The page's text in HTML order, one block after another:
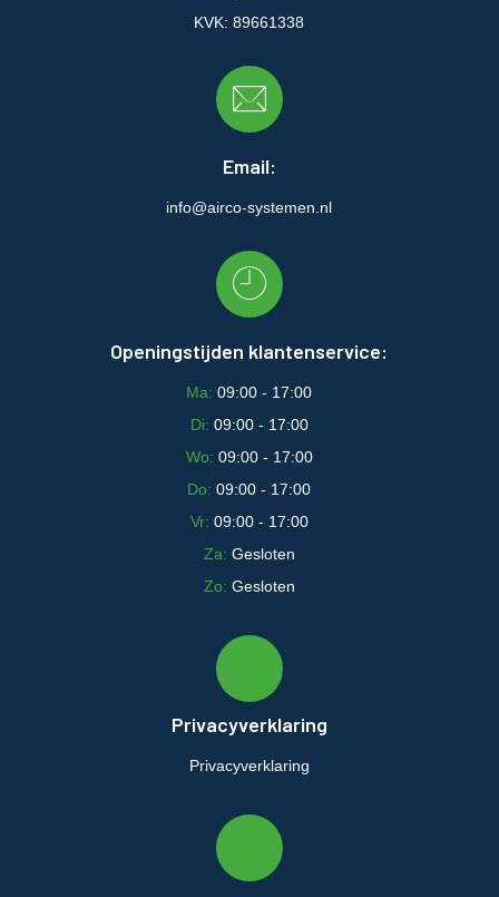
KVK: 89661338
Email:
info@airco-systemen.nl
Openingstijden klantenservice:
Ma:09:00 - 17:00
Di: 09:00 - 17:00
Wo: 09:00 - 17:00
Do:09:00 - 17:00
Vr: 09:00 - 17:00
Za: Gesloten
Zo: Gesloten
Privacyverklaring
Privacyverklaring